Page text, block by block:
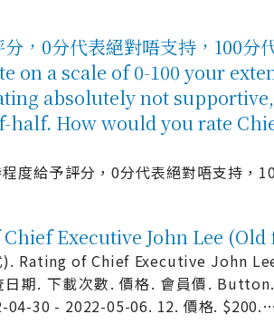
，0分代表絕對唔支持，100分
on a scale of 0-100 your
absolutely not
How would you rate
度給予評分，0分代表絕對唔支持，
Executive John Lee
). Rating of Chief Executive John
. 下載次數. 價格. 會員價.
04-30 - 2022-05-06. 12. 價格. $200.…